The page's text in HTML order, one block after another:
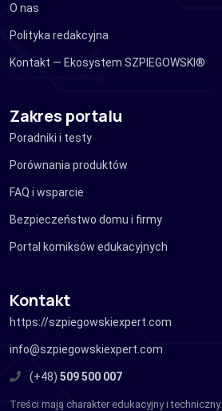
O nas
Polityka redakcyjna
Kontakt — Ekosystem SZPIEGOWSKI®
Zakres portalu
Poradniki i testy
Porównania produktów
FAQ i wsparcie
Bezpieczeństwo domu i firmy
Portal komiksów edukacyjnych
Kontakt
https://szpiegowskiexpert.com
info@szpiegowskiexpert.com
(+48) 509 500 007
Treści mają charakter edukacyjny i